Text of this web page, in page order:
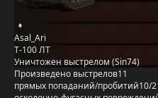
Asal_Ari
Т-100 ЛТ
Уничтожен выстрелом (Sin74)
Произведено выстрелов11
прямых попаданий/пробитий10/2